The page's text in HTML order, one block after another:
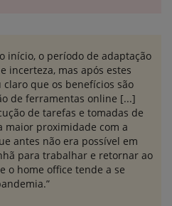
início, o período de adaptação
incerteza, mas após estes
claro que os benefícios são
de ferramentas online [...]
de tarefas e tomadas de
maior proximidade com a
antes não era possível em
para trabalhar e retornar ao
o home office tende a se